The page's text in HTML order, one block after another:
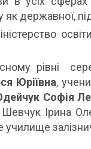
як державної,
рівні
Юріївна,
Софія
Ірина